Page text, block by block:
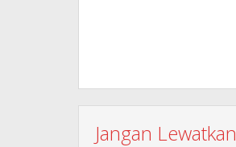
Jangan Lewatkan